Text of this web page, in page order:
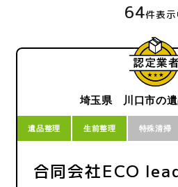
64件表示
埼玉県 川口市の遺
遺品整理 生前整理 特殊清掃
合同会社ECO